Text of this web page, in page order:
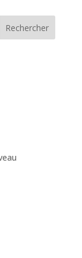
Rechercher